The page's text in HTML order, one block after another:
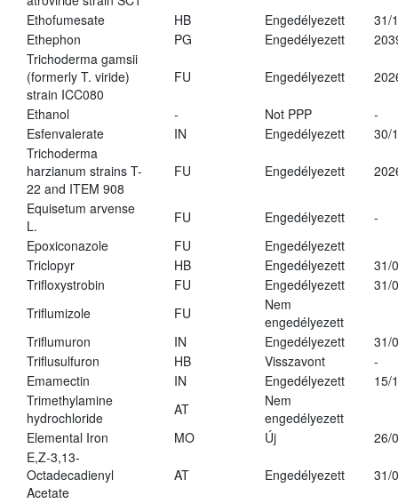
Ethofumesate
HB Engedélyezett
31/
Ethephon
PG Engedélyezett
Trichoderma gamsii
(formerly T. viride)
strain ICC080
FU Engedélyezett
Ethanol - Not PPP
-
Esfenvalerate
IN Engedélyezett
30/
Trichoderma
harzianum strains T-
22 and ITEM 908
FU Engedélyezett
Equisetum arvense
L.
FU Engedélyezett
-
Epoxiconazole
FU
Engedélyezett
Triclopyr
HB Engedélyezett
31/
Trifloxystrobin
FU Engedélyezett
31/
Triflumizole
FU
Nem
engedélyezett
Triflumuron
IN Engedélyezett
31/
Triflusulfuron
HB Visszavont
-
Emamectin
IN Engedélyezett
15/
Trimethylamine
hydrochloride
AT
Nem
engedélyezett
Elemental Iron
MO Új
26/
E,Z-3,13-
Octadecadienyl
Acetate
AT Engedélyezett 31/